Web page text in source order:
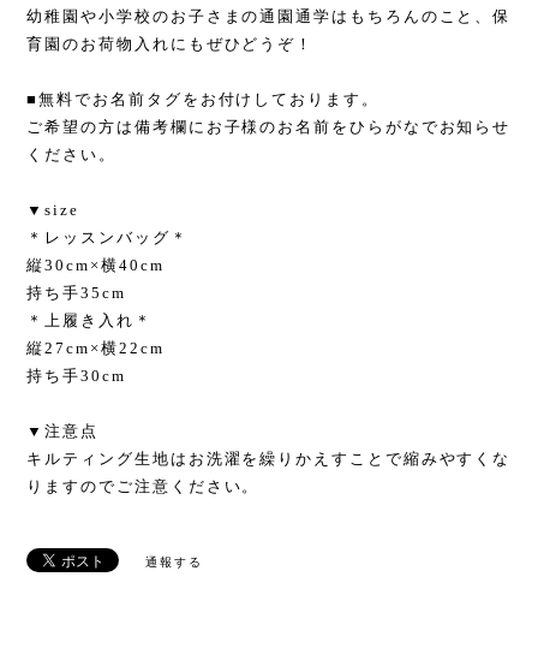
幼稚園や小学校のお子さまの通園通学はもちろんのこと、保
育園のお荷物入れにもぜひどうぞ！
■無料でお名前タグをお付けしております。
ご希望の方は備考欄にお子様のお名前をひらがなでお知らせ
ください。
▼size
＊レッスンバッグ＊
縦30cm×横40cm
持ち手35cm
＊上履き入れ＊
縦27cm×横22cm
持ち手30cm
▼注意点
キルティング生地はお洗濯を繰りかえすことで縮みやすくな
りますのでご注意ください。
通報する